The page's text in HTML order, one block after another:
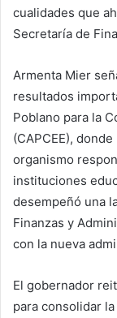
cualidades que
Secretaría de
Armenta Mier
resultados
Poblano para la
(CAPCEE),
organismo
instituciones
desempeñó una
Finanzas y
con la nueva
El gobernador
para consolidar